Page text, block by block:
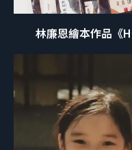
林廉恩繪本作品《